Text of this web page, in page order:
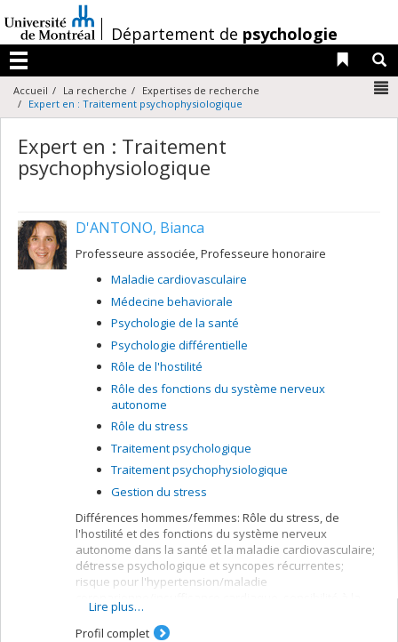
au
contenu
/Département de psychologie
Menu
Liens
Accueil La recherche
Expertises de recherche
Expert en : Traitement psychophysiologique
Expert en : Traitement
psychophysiologique
D'ANTONO, Bianca
Professeure associée, Professeure honoraire
Maladie cardiovasculaire
Médecine behaviorale
Psychologie de la santé
Psychologie différentielle
Rôle de l'hostilité
Rôle des fonctions du système nerveux
autonome
Rôle du stress
Traitement psychologique
Traitement psychophysiologique
Gestion du stress
Différences hommes/femmes: Rôle du stress, de
l'hostilité et des fonctions du système nerveux
autonome dans la santé et la maladie cardiovasculaire;
détresse psychologique et syncopes récurrentes;
risque pour l'hypertension/maladie
douleur et impact clinique; interventions psychologiques
ou psychophysiologiques.
Lire plus…
Profil complet